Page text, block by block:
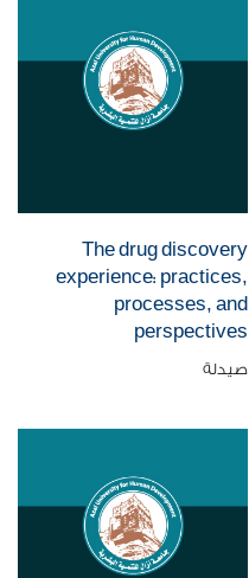
The drug discovery
experience: practices,
processes, and
perspectives
صيدلة